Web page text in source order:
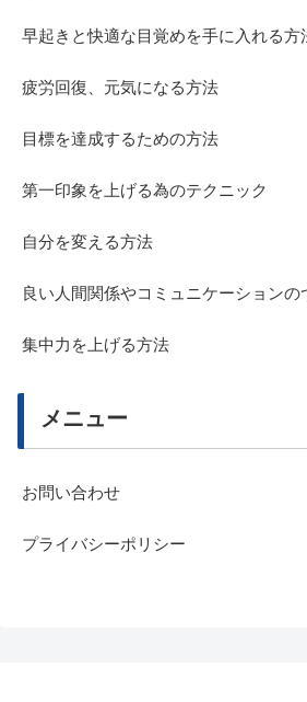
早起きと快適な目覚めを手に入れる方
疲労回復、元気になる方法
目標を達成するための方法
第一印象を上げる為のテクニック
自分を変える方法
良い人間関係やコミュニケーションの
集中力を上げる方法
メニュー
お問い合わせ
プライバシーポリシー